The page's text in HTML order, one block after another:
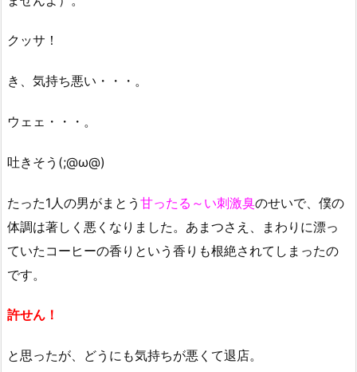
クッサ！
き、気持ち悪い・・・。
ウェェ・・・。
吐きそう(;@ω@)
たった1人の男がまとう 甘ったる～い刺激臭のせいで、僕の
体調は著しく悪くなりました。あまつさえ、まわりに漂っ
ていたコーヒーの香りという香りも根絶されてしまったの
です。
許せん！
と思ったが、どうにも気持ちが悪くて退店。